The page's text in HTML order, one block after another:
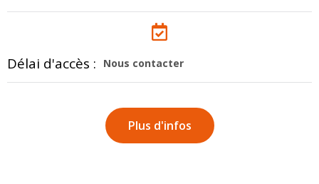
Délai d'accès : Nous contacter
Plus d'infos